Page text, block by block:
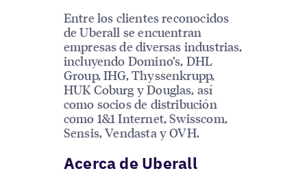
Entre los clientes reconocidos
de Uberall se encuentran
empresas de diversas industrias,
incluyendo Domino’s, DHL
Group, IHG, Thyssenkrupp,
HUK Coburg y Douglas, así
como socios de distribución
como 1&1 Internet, Swisscom,
Sensis, Vendasta y OVH.
Acerca de Uberall